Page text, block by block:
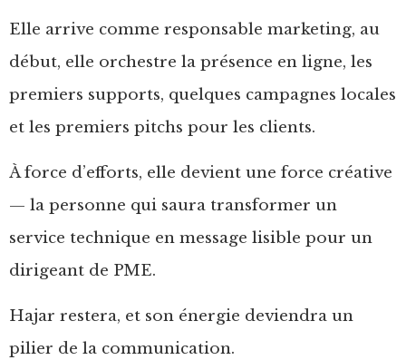
Elle arrive comme responsable marketing, au
début, elle orchestre la présence en ligne, les
premiers supports, quelques campagnes locales
et les premiers pitchs pour les clients.
À force d’efforts, elle devient une force créative
— la personne qui saura transformer un
service technique en message lisible pour un
dirigeant de PME.
Hajar restera, et son énergie deviendra un
pilier de la communication.